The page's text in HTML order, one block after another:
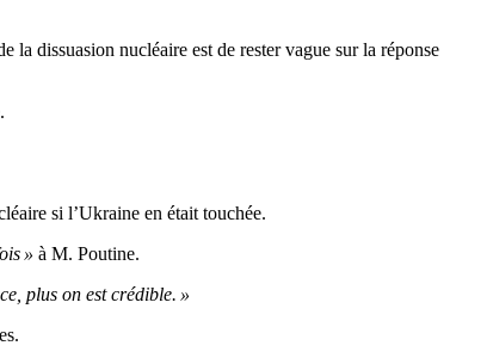
la dissuasion nucléaire est de rester vague sur la réponse
si l’Ukraine en était touchée.
» à M. Poutine.
plus on est crédible. »